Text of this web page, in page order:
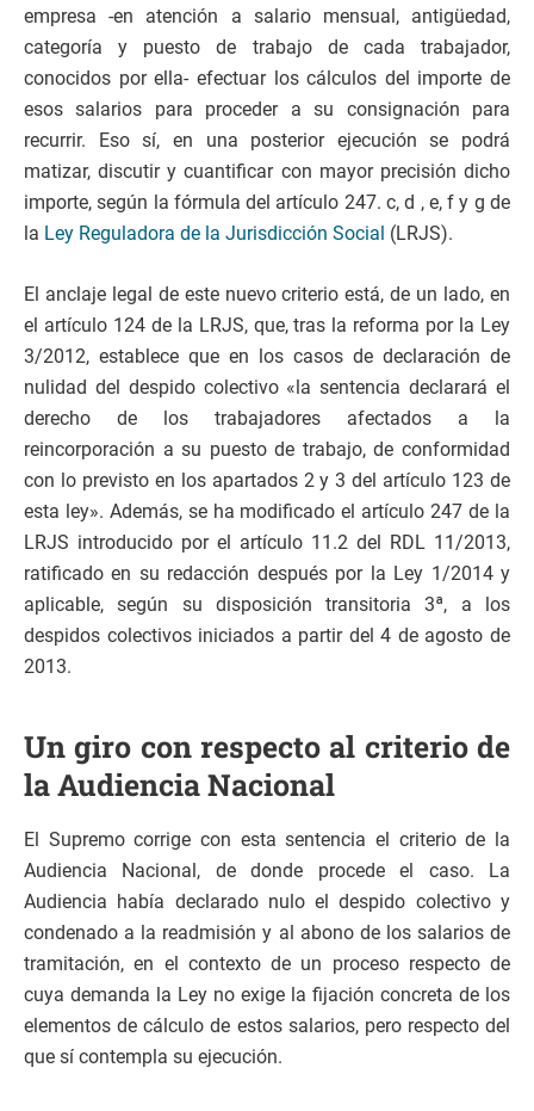
empresa -en atención a salario mensual, antigüedad,
categoría y puesto de trabajo de cada trabajador,
conocidos por ella- efectuar los cálculos del importe de
esos salarios para proceder a su consignación para
recurrir. Eso sí, en una posterior ejecución se podrá
matizar, discutir y cuantificar con mayor precisión dicho
importe, según la fórmula del artículo 247. c, d , e, f y g de
la Ley Reguladora de la Jurisdicción Social (LRJS).
El anclaje legal de este nuevo criterio está, de un lado, en
el artículo 124 de la LRJS, que, tras la reforma por la Ley
3/2012, establece que en los casos de declaración de
nulidad del despido colectivo «la sentencia declarará el
derecho de los trabajadores afectados a la
reincorporación a su puesto de trabajo, de conformidad
con lo previsto en los apartados 2 y 3 del artículo 123 de
esta ley». Además, se ha modificado el artículo 247 de la
LRJS introducido por el artículo 11.2 del RDL 11/2013,
ratificado en su redacción después por la Ley 1/2014 y
aplicable, según su disposición transitoria 3ª, a los
despidos colectivos iniciados a partir del 4 de agosto de
2013.
Un giro con respecto al criterio de
la Audiencia Nacional
El Supremo corrige con esta sentencia el criterio de la
Audiencia Nacional, de donde procede el caso. La
Audiencia había declarado nulo el despido colectivo y
condenado a la readmisión y al abono de los salarios de
tramitación, en el contexto de un proceso respecto de
cuya demanda la Ley no exige la fijación concreta de los
elementos de cálculo de estos salarios, pero respecto del
que sí contempla su ejecución.